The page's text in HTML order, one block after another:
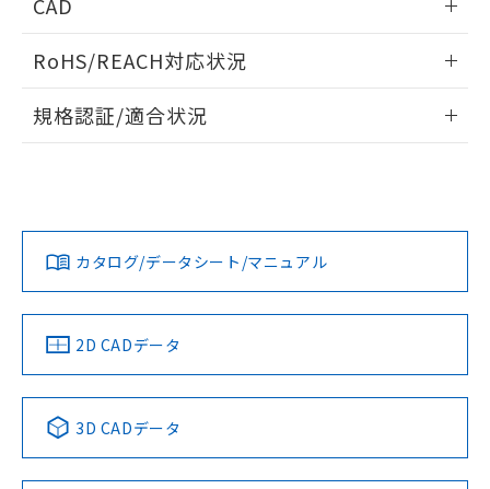
ドすることができます。
ログイン/会員登録
ダウンロードデータをご利用いただく前に、以下を必ずお読
みください。
ソフトウェアの使用条件
RoHS/REACH対応状況
EU RoHS 注意事項・凡例
対応済み
中国 RoHS 注意事項・凡例
Pb Hg Cd Cr(VI)
規格認証/適合状況
LR型式承認
（イギリス
船舶規格）
DNV型式承認
（ノルウェー
BV型式承認
（フランス
KR型式
（韓国
No No No No
この製品の規格認証/適合状況ページへ
その他の認証はこちらのページからご検索ください
カタログ/データシート/マニュアル
2D CADデータ
3D CADデータ
既に当社にて対応品への在庫切替を完了
していることから、特段のことがない限
り、2022年1月12日より割愛しておりま
す。